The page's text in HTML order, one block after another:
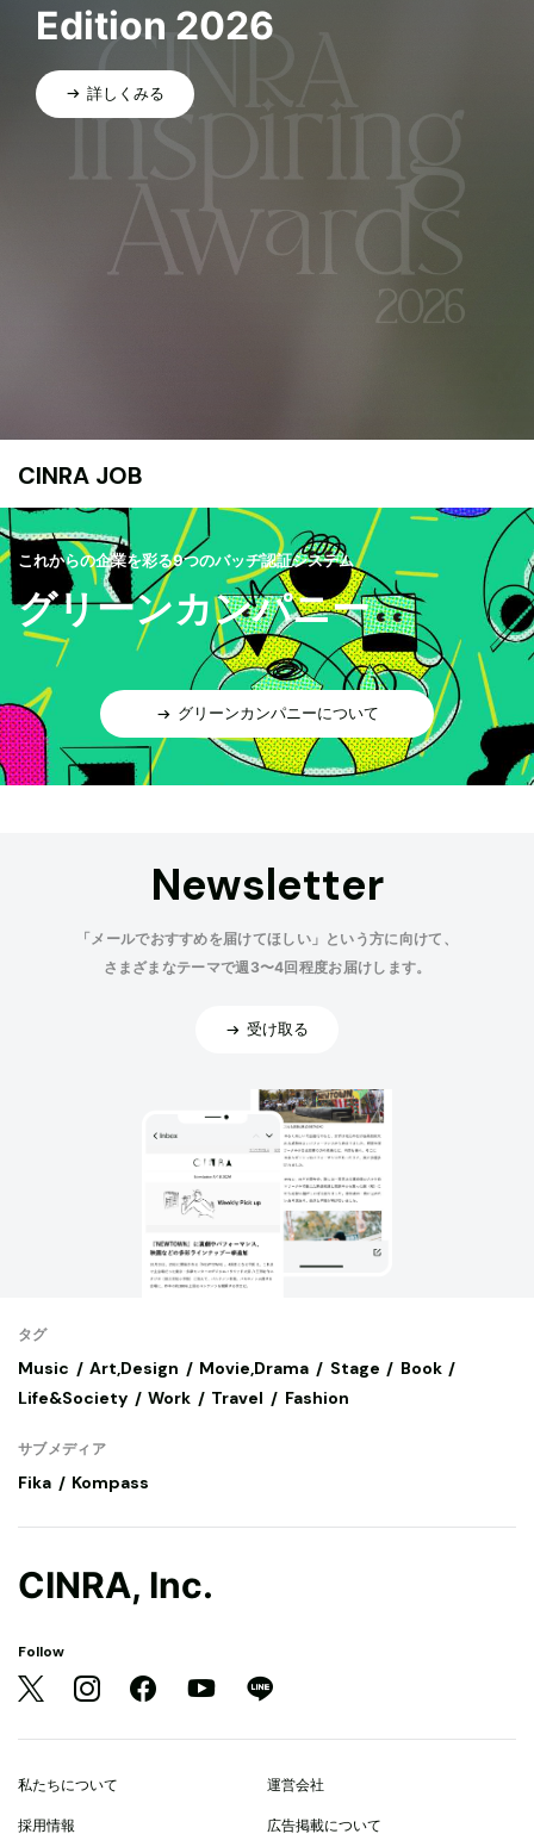
Edition 2026
詳しくみる
CINRA JOB
これからの企業を彩る9つのバッヂ認証システム
グリーンカンパニー
グリーンカンパニーについて
Newsletter
「メールでおすすめを届けてほしい」という方に向けて、
さまざまなテーマで週3〜4回程度お届けします。
受け取る
タグ
Music Art,Design Movie,Drama Stage
Book
Life&Society
Work Travel Fashion
サブメディア
Fika Kompass
CINRA, Inc.
Follow
私たちについて 運営会社
採用情報 広告掲載について